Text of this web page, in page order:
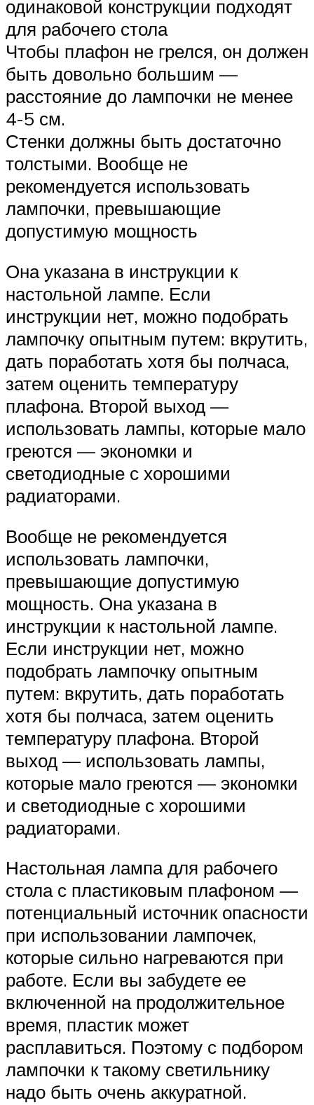
одинаковой конструкции подходят
для рабочего стола
Чтобы плафон не грелся, он должен
быть довольно большим —
расстояние до лампочки не менее
4-5 см.
Стенки должны быть достаточно
толстыми. Вообще не
рекомендуется использовать
лампочки, превышающие
допустимую мощность
Она указана в инструкции к
настольной лампе. Если
инструкции нет, можно подобрать
лампочку опытным путем: вкрутить,
дать поработать хотя бы полчаса,
затем оценить температуру
плафона. Второй выход —
использовать лампы, которые мало
греются — экономки и
светодиодные с хорошими
радиаторами.
Вообще не рекомендуется
использовать лампочки,
превышающие допустимую
мощность. Она указана в
инструкции к настольной лампе.
Если инструкции нет, можно
подобрать лампочку опытным
путем: вкрутить, дать поработать
хотя бы полчаса, затем оценить
температуру плафона. Второй
выход — использовать лампы,
которые мало греются — экономки
и светодиодные с хорошими
радиаторами.
Настольная лампа для рабочего
стола с пластиковым плафоном —
потенциальный источник опасности
при использовании лампочек,
которые сильно нагреваются при
работе. Если вы забудете ее
включенной на продолжительное
время, пластик может
расплавиться. Поэтому с подбором
лампочки к такому светильнику
надо быть очень аккуратной.